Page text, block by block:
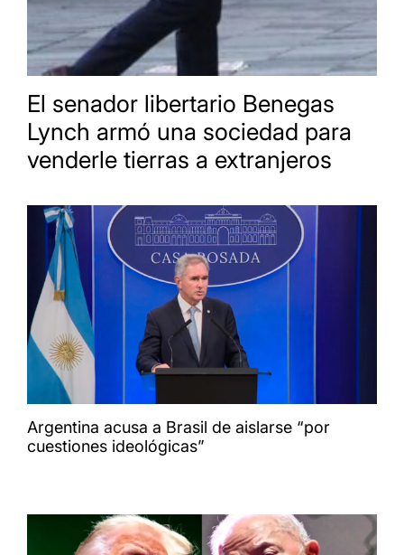
El senador libertario Benegas
Lynch armó una sociedad para
venderle tierras a extranjeros
Argentina acusa a Brasil de aislarse “por
cuestiones ideológicas”